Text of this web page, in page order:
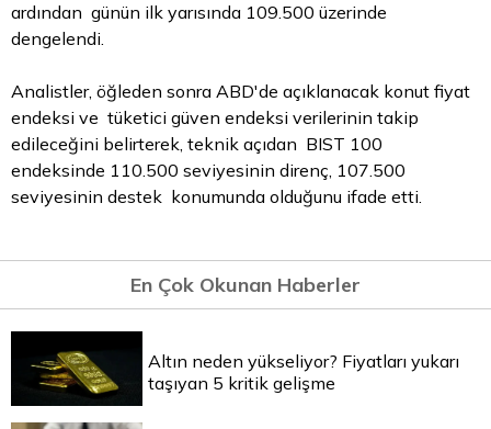
ardından günün ilk yarısında 109.500 üzerinde
dengelendi.
Analistler, öğleden sonra ABD'de açıklanacak konut fiyat
endeksi ve tüketici güven endeksi verilerinin takip
edileceğini belirterek, teknik açıdan BIST 100
endeksinde 110.500 seviyesinin direnç, 107.500
seviyesinin destek konumunda olduğunu ifade etti.
En Çok Okunan Haberler
Altın neden yükseliyor? Fiyatları yukarı
taşıyan 5 kritik gelişme